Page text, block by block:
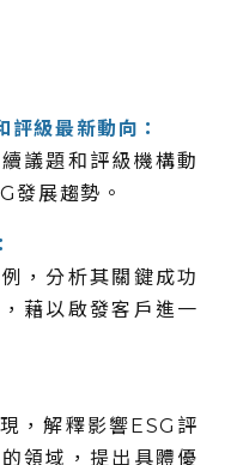
級最新動向：
議題和評級機構動
發展趨勢。
，分析其關鍵成功
藉以啟發客戶進一
，解釋影響ESG評
領域，提出具體優